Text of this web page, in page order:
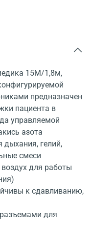
15М/1,8м,
предназначен
пациента в
управляемой
азота
дыхания, гелий,
смеси
для работы
к сдавливанию,
для